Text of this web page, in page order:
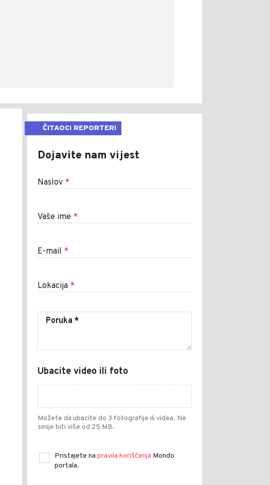
ČITAOCI REPORTERI
Dojavite nam vijest
Naslov *
Vaše ime *
E-mail *
Lokacija *
Ubacite video ili foto
Možete da ubacite do 3 fotografije ili videa. Ne
smije biti više od 25 MB.
Pristajete na pravila korišćenja Mondo
portala.